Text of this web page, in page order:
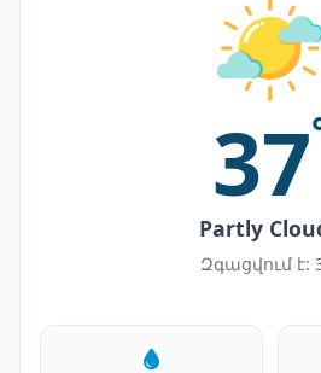
37
Partly
Զգացվում է: